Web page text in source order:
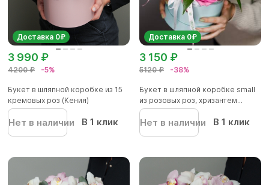
Доставка 0₽
4200 ₽ -5%
3 990 ₽
Букет в шляпной коробке из 15
кремовых роз (Кения)
Нет в наличии В 1 клик
Доставка 0₽
5120 ₽ -38%
3 150 ₽
Букет в шляпной коробке small
из розовых роз, хризантем...
Нет в наличии В 1 клик